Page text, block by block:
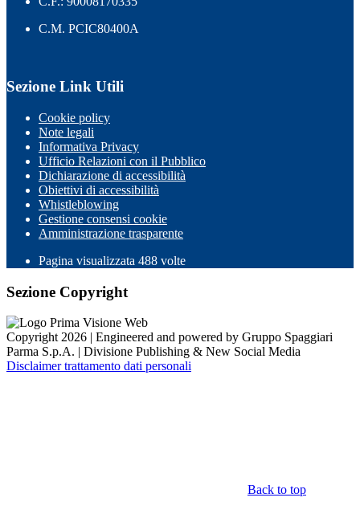
C.M. PCIC80400A
Sezione Link Utili
Cookie policy
Note legali
Informativa Privacy
Ufficio Relazioni con il Pubblico
Dichiarazione di accessibilità
Obiettivi di accessibilità
Whistleblowing
Gestione consensi cookie
Amministrazione trasparente
Pagina visualizzata 488 volte
Sezione Copyright
Copyright 2026 | Engineered and powered by Gruppo Spaggiari
Parma S.p.A. | Divisione Publishing & New Social Media
Disclaimer trattamento dati personali
Back to top